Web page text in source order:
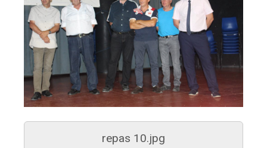
repas 10.jpg